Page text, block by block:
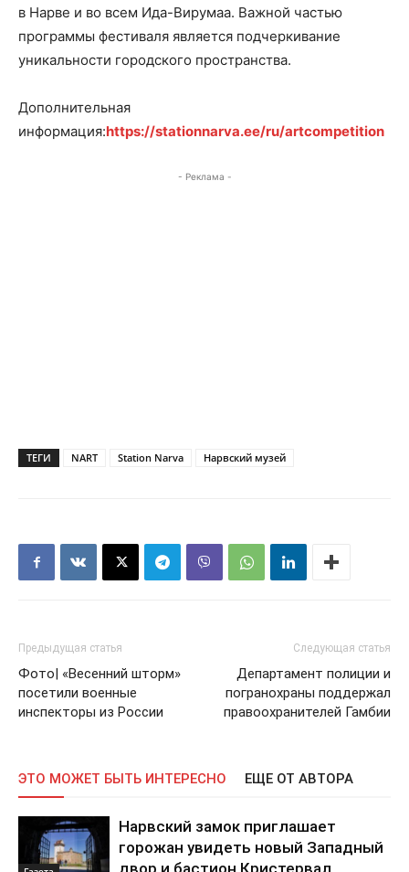
в Нарве и во всем Ида-Вирумаа. Важной частью
программы фестиваля является подчеркивание
уникальности городского пространства.
Дополнительная
информация:https://stationnarva.ee/ru/artcompetition
- Реклама -
ТЕГИ NART Station Narva Нарвский музей
Предыдущая статья
Фото| «Весенний шторм»
посетили военные
инспекторы из России
Следующая статья
Департамент полиции и
погранохраны поддержал
правоохранителей Гамбии
ЭТО МОЖЕТ БЫТЬ ИНТЕРЕСНО ЕЩЕ ОТ АВТОРА
Нарвский замок приглашает
горожан увидеть новый Западный
двор и бастион Кристервал